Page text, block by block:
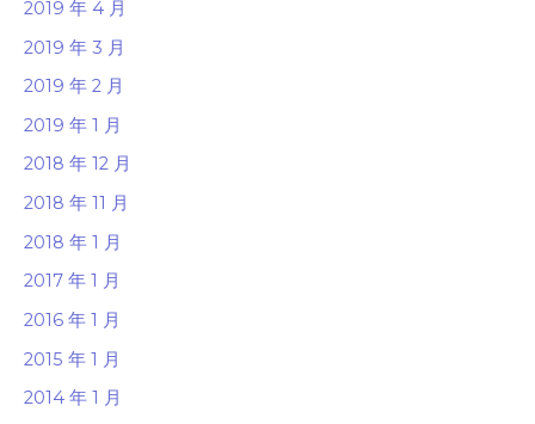
2019 年 4 月
2019 年 3 月
2019 年 2 月
2019 年 1 月
2018 年 12 月
2018 年 11 月
2018 年 1 月
2017 年 1 月
2016 年 1 月
2015 年 1 月
2014 年 1 月